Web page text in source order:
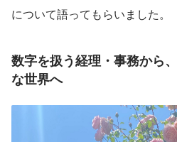
について語ってもらいました。
数字を扱う経理・事務から
な世界へ